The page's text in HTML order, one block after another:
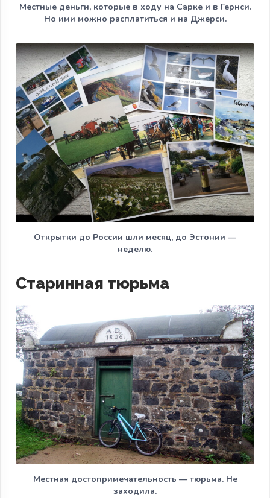
Местные деньги, которые в ходу на Сарке и в Гернси.
Но ими можно расплатиться и на Джерси.
Открытки до России шли месяц, до Эстонии —
неделю.
Старинная тюрьма
Местная достопримечательность — тюрьма. Не
заходила.